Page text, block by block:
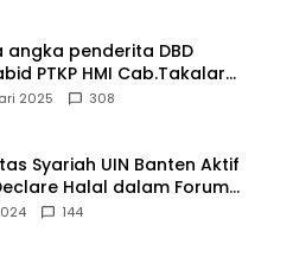
angka penderita DBD
PTKP HMI Cab.Takalar
2025 308
Syariah UIN Banten Aktif
Halal dalam Forum
144